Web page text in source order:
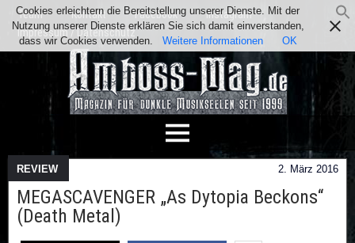
Team Kontakt Facebook
Instagram
Impressum / Datenschutz
REVIEW 2. März 2016
MEGASCAVENGER „As Dytopia Beckons“
(Death Metal)
Cookies erleichtern die Bereitstellung unserer Dienste. Mit der
Nutzung unserer Dienste erklären Sie sich damit einverstanden,
dass wir Cookies verwenden.
Weitere Informationen OK